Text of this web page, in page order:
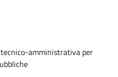
amministrativa per